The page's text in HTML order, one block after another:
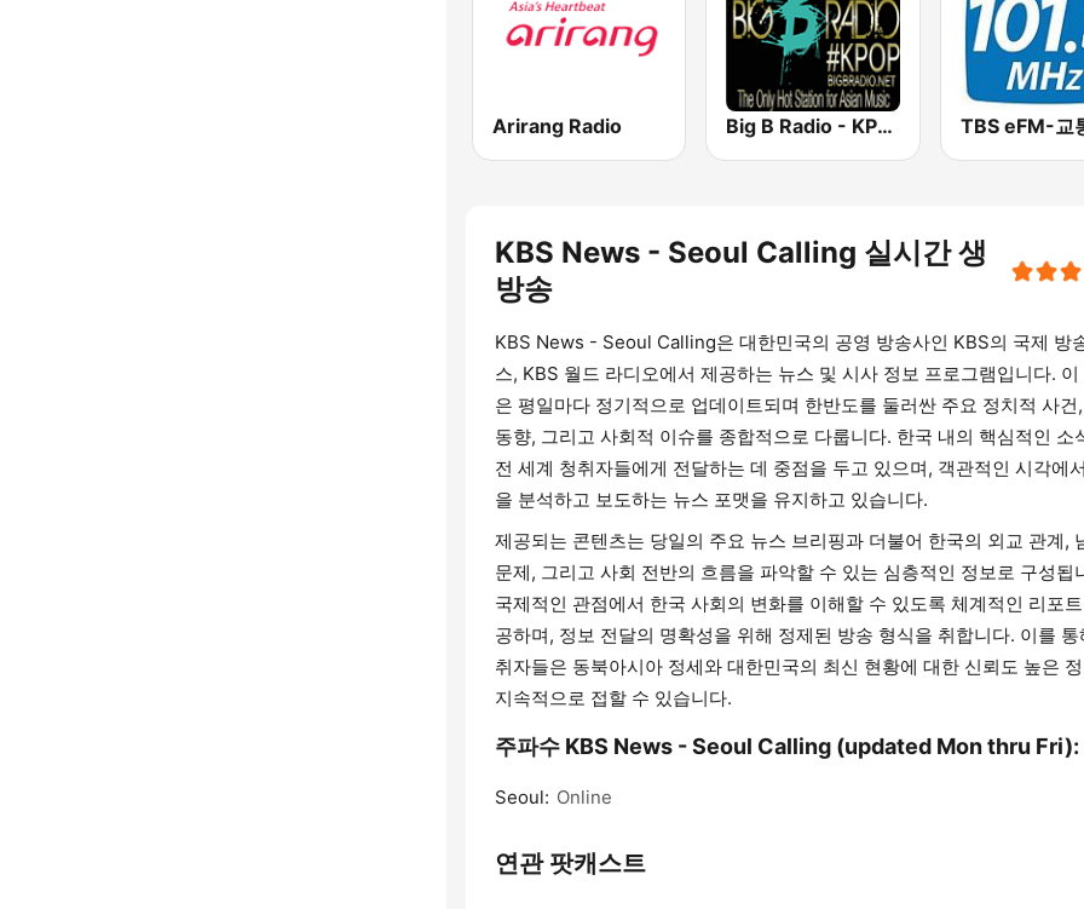
Arirang Radio Big B Radio - KPOP(인터넷 라디오)
KBS News - Seoul Calling 실시간 생
방송
KBS News - Seoul Calling은 대한민국의 공영 방송사인 KBS의 국제 방
스, KBS 월드 라디오에서 제공하는 뉴스 및 시사 정보 프로그램입니다. 이
은 평일마다 정기적으로 업데이트되며 한반도를 둘러싼 주요 정치적 사건
동향, 그리고 사회적 이슈를 종합적으로 다룹니다. 한국 내의 핵심적인 소
전 세계 청취자들에게 전달하는 데 중점을 두고 있으며, 객관적인 시각에
을 분석하고 보도하는 뉴스 포맷을 유지하고 있습니다.
제공되는 콘텐츠는 당일의 주요 뉴스 브리핑과 더불어 한국의 외교 관계,
문제, 그리고 사회 전반의 흐름을 파악할 수 있는 심층적인 정보로 구성됩
국제적인 관점에서 한국 사회의 변화를 이해할 수 있도록 체계적인 리포
공하며, 정보 전달의 명확성을 위해 정제된 방송 형식을 취합니다. 이를 통
취자들은 동북아시아 정세와 대한민국의 최신 현황에 대한 신뢰도 높은
지속적으로 접할 수 있습니다.
주파수 KBS News - Seoul Calling (updated Mon thru Fri):
Seoul: Online
연관 팟캐스트